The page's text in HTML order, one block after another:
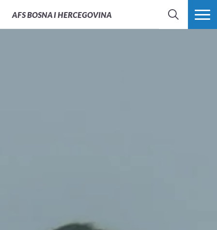
AFSBOSNA I HERCEGOVINA
PRETRAŽI PROŠIRI